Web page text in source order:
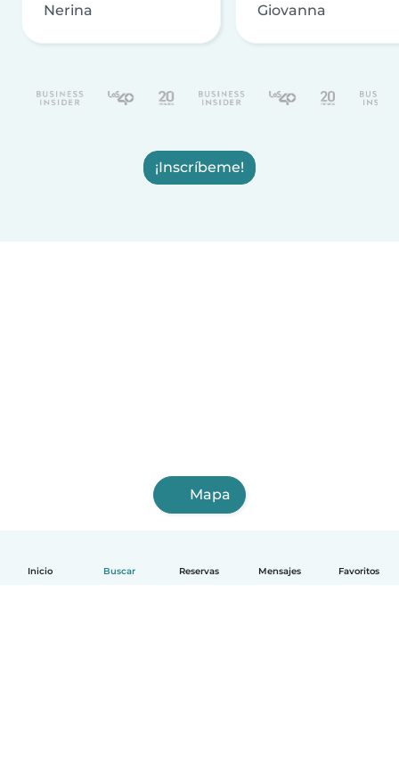
Inicio Buscar Reservas Mensajes Favoritos
Nerina Giovanna
¡Inscríbeme!
Mapa